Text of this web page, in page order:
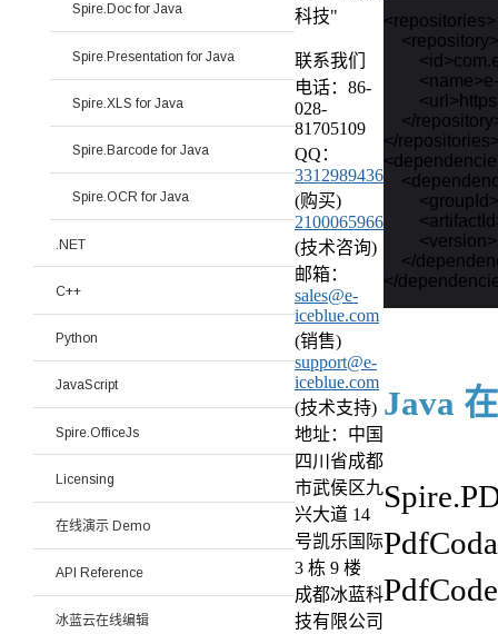
<repositories>
    <repository>
</
</
</
Java
Spire.Doc for Java
Spire.Presentation for Java
Spire.XLS for Java
Spire.Barcode for Java
Spire.OCR for Java
.NET
C++
Python
JavaScript
Spire.OfficeJs
Licensing
在线演示 Demo
API Reference
冰蓝云在线编辑
科技"
联系我们
电话：86-
028-
81705109
QQ：
3312989436
(购买)
2100065966
(技术咨询)
邮箱：
sales@e-
iceblue.com
(销售)
support@e-
iceblue.com
(技术支持)
地址：中国
四川省成都
市武侯区九
兴大道 14
号凯乐国际
3 栋 9 楼
成都冰蓝科
技有限公司